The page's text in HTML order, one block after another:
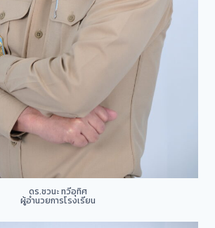
ดร.ชวนะ ทวีอุทิศ
ผู้อำนวยการโรงเรียน